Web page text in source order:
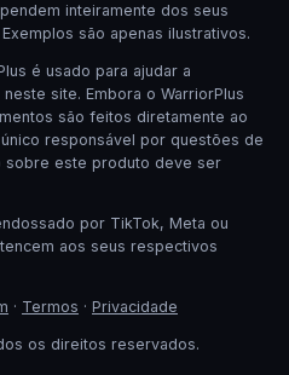
inteiramente dos seus
são apenas ilustrativos.
é usado para ajudar a
site. Embora o WarriorPlus
são feitos diretamente ao
responsável por questões de
sobre este produto deve ser
por TikTok, Meta ou
aos seus respectivos
· Termos · Privacidade
os direitos reservados.